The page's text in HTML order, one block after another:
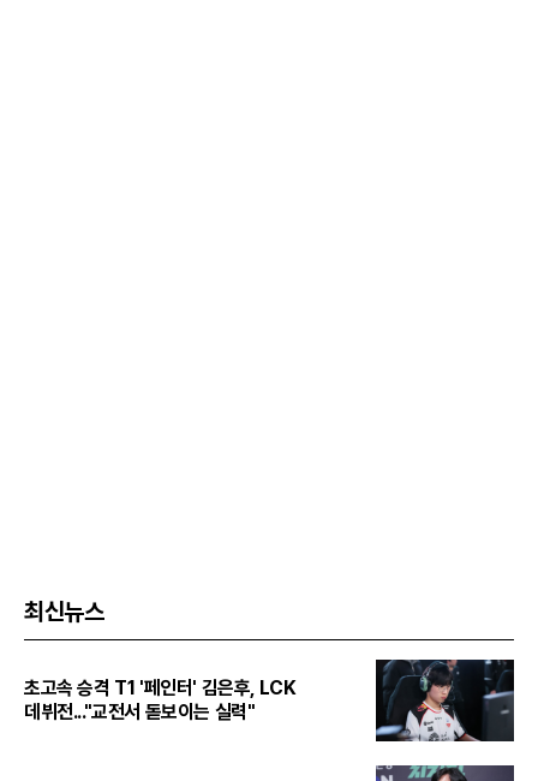
최신뉴스
초고속 승격 T1 '페인터' 김은후, LCK
데뷔전..."교전서 돋보이는 실력"